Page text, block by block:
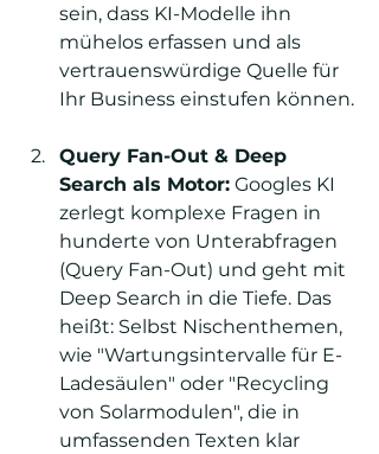
sein, dass KI-Modelle ihn
mühelos erfassen und als
vertrauenswürdige Quelle für
Ihr Business einstufen können.
Query Fan-Out & Deep
Search als Motor: Googles KI
zerlegt komplexe Fragen in
hunderte von Unterabfragen
(Query Fan-Out) und geht mit
Deep Search in die Tiefe. Das
heißt: Selbst Nischenthemen,
wie "Wartungsintervalle für E-
Ladesäulen" oder "Recycling
von Solarmodulen", die in
umfassenden Texten klar